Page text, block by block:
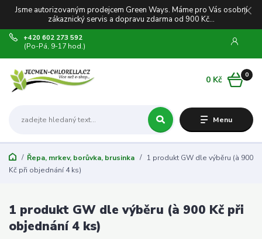
Jsme autorizovaným prodejcem Green Ways. Máme pro Vás osobní
zákaznický servis a dopravu zdarma od 900 Kč...
Menu
+420 602 273 592
(Po-Pá, 9-17 hod.)
0
0 Kč
Řepa, mrkev, borůvka, brusinka
1 produkt GW dle výběru (à 900
Kč při objednání 4 ks)
1 produkt GW dle výběru (à 900 Kč při
objednání 4 ks)